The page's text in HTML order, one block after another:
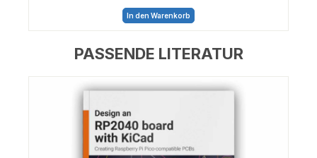
In den Warenkorb
PASSENDE LITERATUR